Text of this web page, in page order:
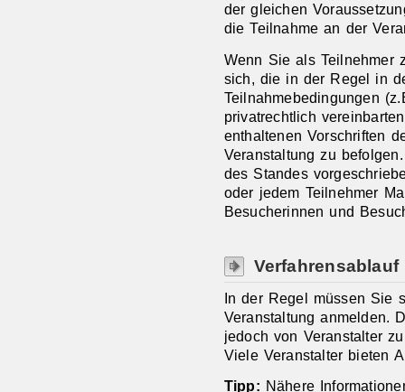
der gleichen
die Teilnahme an der
Wenn Sie als Teilnehmer
sich, die in der Regel in
Teilnahmebedingungen
privatrechtlich
enthaltenen Vorschriften
Veranstaltung zu befolgen.
des Standes
oder jedem Teilnehmer
Besucherinnen und
Verfahrensablauf
In der Regel müssen Sie
Veranstaltung anmelden.
jedoch von Veranstalter
Viele Veranstalter bieten
Tipp: Nähere